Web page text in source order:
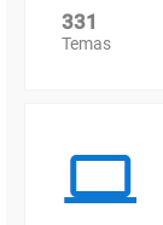
331
Temas